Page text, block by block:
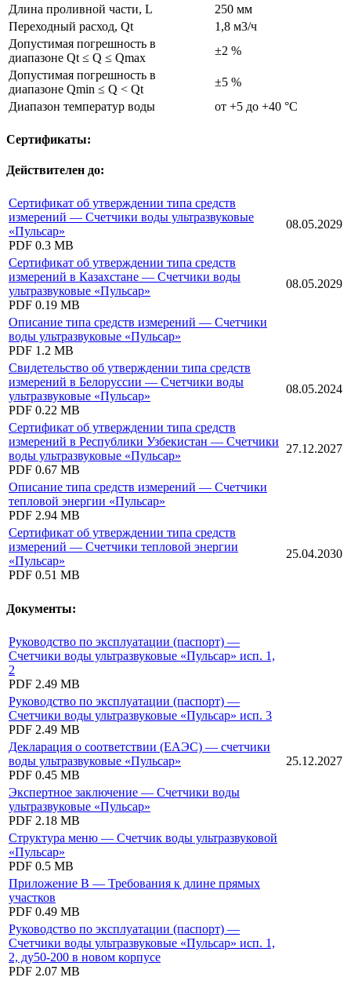
Длина проливной части, L
250 мм
Переходный расход, Qt
1,8 м3/ч
Допустимая погрешность в
диапазоне Qt ≤ Q ≤ Qmax
±2 %
Допустимая погрешность в
диапазоне Qmin ≤ Q < Qt
±5 %
Диапазон температур воды
от +5 до +40 °С
Сертификаты:
Действителен до:
Сертификат об утверждении типа средств
измерений — Счетчики воды ультразвуковые
«Пульсар»
PDF 0.3 MB
08.05.2029
Сертификат об утверждении типа средств
измерений в Казахстане — Счетчики воды
ультразвуковые «Пульсар»
PDF 0.19 MB
08.05.2029
Описание типа средств измерений — Счетчики
воды ультразвуковые «Пульсар»
PDF 1.2 MB
Свидетельство об утверждении типа средств
измерений в Белоруссии — Счетчики воды
ультразвуковые «Пульсар»
PDF 0.22 MB
08.05.2024
Сертификат об утверждении типа средств
измерений в Республики Узбекистан — Счетчики
воды ультразвуковые «Пульсар»
PDF 0.67 MB
27.12.2027
Описание типа средств измерений — Счетчики
тепловой энергии «Пульсар»
PDF 2.94 MB
Сертификат об утверждении типа средств
измерений — Счетчики тепловой энергии
«Пульсар»
PDF 0.51 MB
25.04.2030
Документы:
Руководство по эксплуатации (паспорт) —
Счетчики воды ультразвуковые «Пульсар» исп. 1,
2
PDF 2.49 MB
Руководство по эксплуатации (паспорт) —
Счетчики воды ультразвуковые «Пульсар» исп. 3
PDF 2.49 MB
Декларация о соответствии (ЕАЭС) — счетчики
воды ультразвуковые «Пульсар»
PDF 0.45 MB
25.12.2027
Экспертное заключение — Счетчики воды
ультразвуковые «Пульсар»
PDF 2.18 MB
Структура меню — Счетчик воды ультразвуковой
«Пульсар»
PDF 0.5 MB
Приложение В — Требования к длине прямых
участков
PDF 0.49 MB
Руководство по эксплуатации (паспорт) —
Счетчики воды ультразвуковые «Пульсар» исп. 1,
2, ду50-200 в новом корпусе
PDF 2.07 MB